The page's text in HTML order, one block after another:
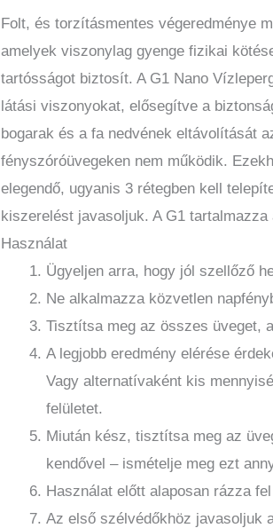
Folt, és torzításmentes végeredménye
amelyek viszonylag gyenge fizikai
tartósságot biztosít. A G1 Nano
látási viszonyokat, elősegítve a
bogarak és a fa nedvének eltávolítását
fényszóróüvegeken nem működik.
elegendő, ugyanis 3 rétegben kell
kiszerelést javasoljuk. A G1
Használat
Ügyeljen arra, hogy jól szellőző
Ne alkalmazza közvetlen
Tisztítsa meg az összes üveget,
A legjobb eredmény elérése
Vagy alternatívaként kis
felületet.
Miután kész, tisztítsa meg az
kendővel – ismételje meg ezt
Használat előtt alaposan rázza
Az első szélvédőkhöz javasoljuk